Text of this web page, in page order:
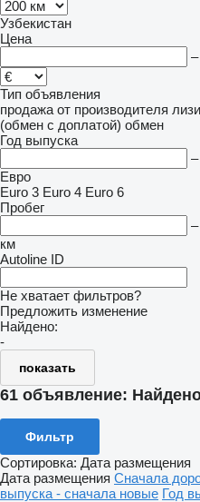
Узбекистан
Цена
–
Тип объявления
продажа от производителя
(обмен с доплатой) обмен
Год выпуска
–
Евро
Euro 3 Euro 4 Euro 6
Пробег
–
км
Autoline ID
Не хватает фильтров?
Предложить изменение
Найдено:
-
показать
61 объявление:
Фильтр
Сортировка: Дата размещения
Дата размещения Сначала
выпуска - сначала новые Год